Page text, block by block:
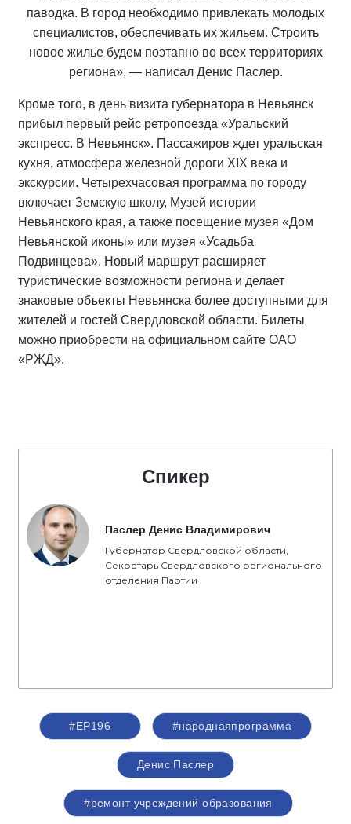
паводка. В город необходимо привлекать молодых
специалистов, обеспечивать их жильем. Строить
новое жилье будем поэтапно во всех территориях
региона», — написал Денис Паслер.
Кроме того, в день визита губернатора в Невьянск
прибыл первый рейс ретропоезда «Уральский
экспресс. В Невьянск». Пассажиров ждет уральская
кухня, атмосфера железной дороги XIX века и
экскурсии. Четырехчасовая программа по городу
включает Земскую школу, Музей истории
Невьянского края, а также посещение музея «Дом
Невьянской иконы» или музея «Усадьба
Подвинцева». Новый маршрут расширяет
туристические возможности региона и делает
знаковые объекты Невьянска более доступными для
жителей и гостей Свердловской области. Билеты
можно приобрести на официальном сайте ОАО
«РЖД».
Спикер
Паслер Денис Владимирович
Губернатор Свердловской области,
Секретарь Свердловского регионального
отделения Партии
#ЕР196 #народнаяпрограмма
Денис Паслер
#ремонт учреждений образования